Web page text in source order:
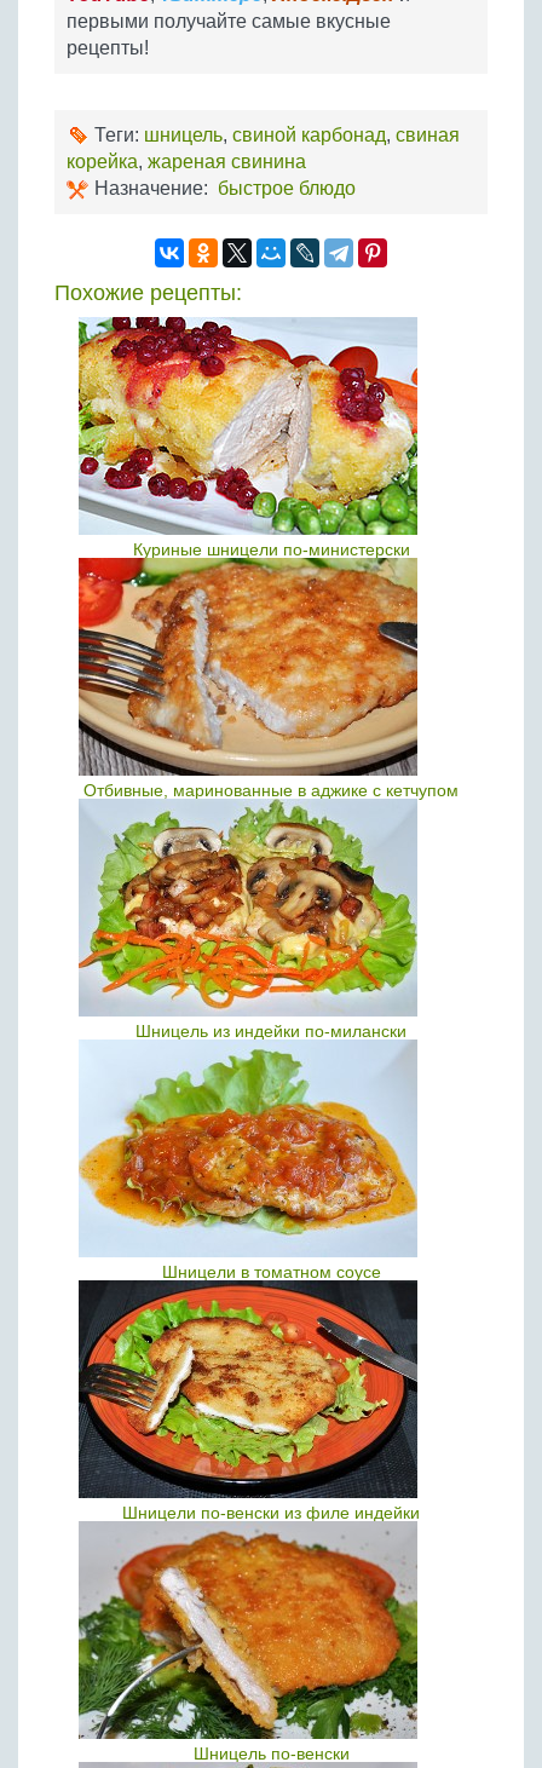
первыми получайте самые вкусные
рецепты!
Теги: шницель, свиной карбонад, свиная
корейка, жареная свинина
Назначение: быстрое блюдо
Похожие рецепты:
Куриные шницели по-министерски
Отбивные, маринованные в аджике с кетчупом
Шницель из индейки по-милански
Шницели в томатном соусе
Шницели по-венски из филе индейки
Шницель по-венски